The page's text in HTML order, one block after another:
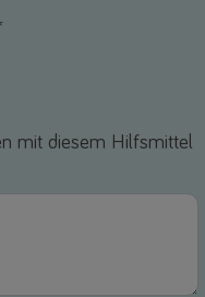
mit diesem Hilfsmittel